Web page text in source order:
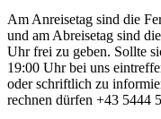
Am Anreisetag sind die
und am Abreisetag sind
Uhr frei zu geben. Sollte
19:00 Uhr bei uns
oder schriftlich zu
rechnen dürfen +43 5444